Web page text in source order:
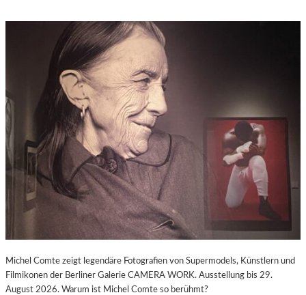
Michel Comte zeigt legendäre Fotografien von Supermodels, Künstlern und
Filmikonen der Berliner Galerie CAMERA WORK. Ausstellung bis 29.
August 2026. Warum ist Michel Comte so berühmt?